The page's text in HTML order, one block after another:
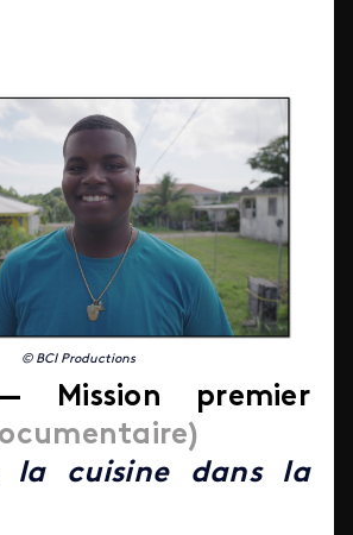
© BCI Productions
— Mission premier
la cuisine dans la